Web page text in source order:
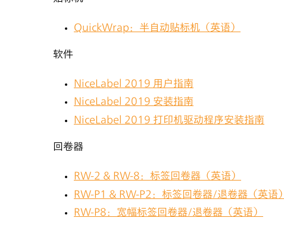
QuickWrap：半自动贴标机（英语）
软件
NiceLabel 2019 用户指南
NiceLabel 2019 安装指南
NiceLabel 2019 打印机驱动程序安装指南
回卷器
RW-2 & RW-8：标签回卷器（英语）
RW-P1 & RW-P2：标签回卷器/退卷器（英语）
RW-P8：宽幅标签回卷器/退卷器（英语）